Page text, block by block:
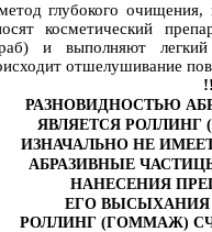
глубокого
косметический
и выполняют
отшелушивание
РАЗНОВИДНОСТЬЮ
ЯВЛЯЕТСЯ
ИЗНАЧАЛЬНО НЕ
АБРАЗИВНЫЕ
НАНЕСЕНИЯ
ЕГО ВЫСЫХАНИЯ
РОЛЛИНГ (ГОММАЖ)